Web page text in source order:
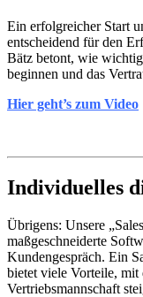
Ein erfolgreicher Start
entscheidend für den
Bätz betont, wie
beginnen und das
Hier geht’s zum Video
Individuelles
Übrigens: Unsere
maßgeschneiderte
Kundengespräch. Ein
bietet viele Vorteile,
Vertriebsmannschaft